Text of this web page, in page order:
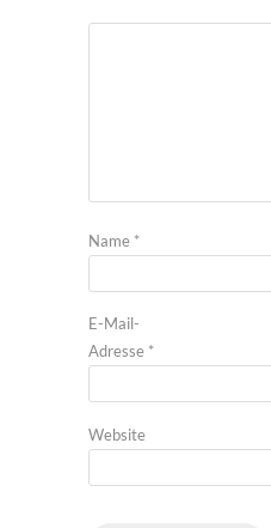
Name *
E-Mail-
Adresse *
Website